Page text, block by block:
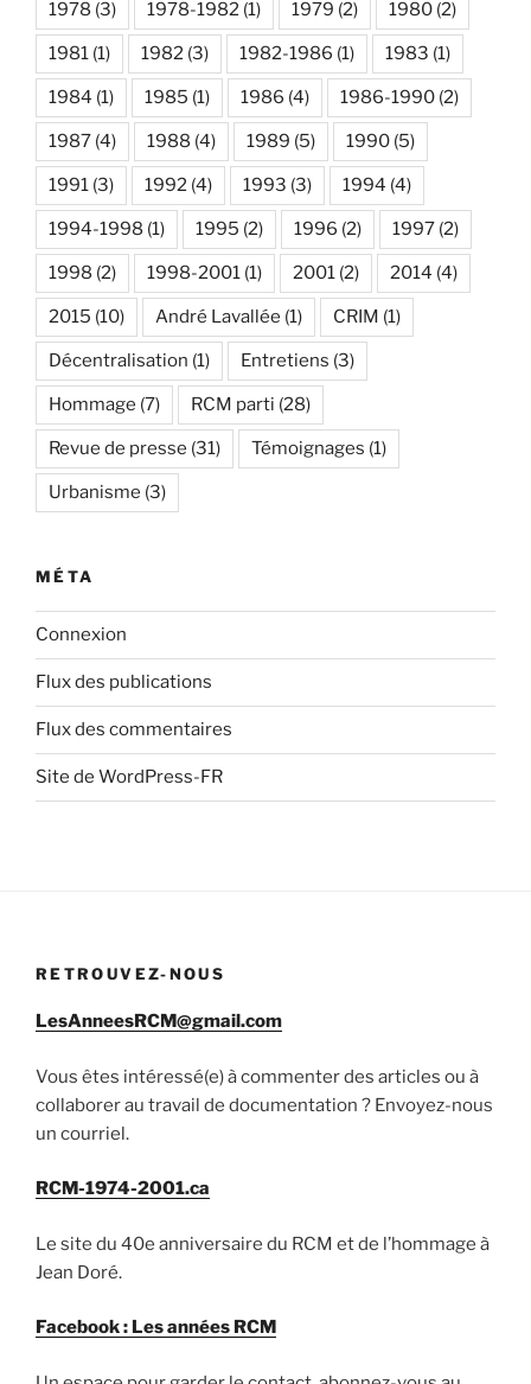
1978 (3) 1978-1982 (1) 1979 (2) 1980 (2)
1981 (1) 1982 (3) 1982-1986 (1) 1983 (1)
1984 (1) 1985 (1) 1986 (4) 1986-1990 (2)
1987 (4) 1988 (4) 1989 (5) 1990 (5)
1991 (3) 1992 (4) 1993 (3) 1994 (4)
1994-1998 (1) 1995 (2) 1996 (2) 1997 (2)
1998 (2) 1998-2001 (1) 2001 (2) 2014 (4)
2015 (10) André Lavallée (1) CRIM (1)
Décentralisation (1) Entretiens (3)
Hommage (7) RCM parti (28)
Revue de presse (31) Témoignages (1)
Urbanisme (3)
MÉTA
Connexion
Flux des publications
Flux des commentaires
Site de WordPress-FR
RETROUVEZ-NOUS
LesAnneesRCM@gmail.com
Vous êtes intéressé(e) à commenter des articles ou à
collaborer au travail de documentation ? Envoyez-nous
un courriel.
RCM-1974-2001.ca
Le site du 40e anniversaire du RCM et de l’hommage à
Jean Doré.
Facebook : Les années RCM